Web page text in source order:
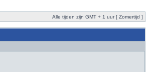
Alle tijden zijn GMT + 1 uur [ Zomertijd ]